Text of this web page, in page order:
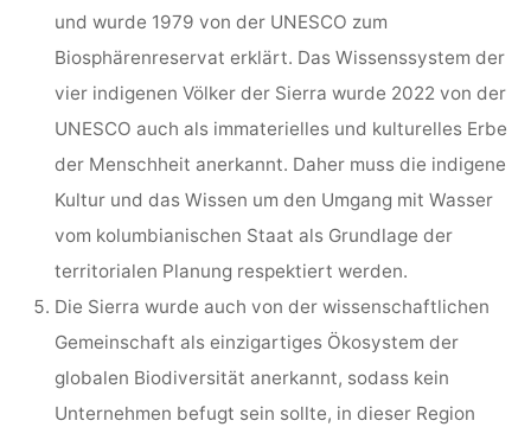
und wurde 1979 von der UNESCO zum
Biosphärenreservat erklärt. Das Wissenssystem der
vier indigenen Völker der Sierra wurde 2022 von der
UNESCO auch als immaterielles und kulturelles Erbe
der Menschheit anerkannt. Daher muss die indigene
Kultur und das Wissen um den Umgang mit Wasser
vom kolumbianischen Staat als Grundlage der
territorialen Planung respektiert werden.
Die Sierra wurde auch von der wissenschaftlichen
Gemeinschaft als einzigartiges Ökosystem der
globalen Biodiversität anerkannt, sodass kein
Unternehmen befugt sein sollte, in dieser Region